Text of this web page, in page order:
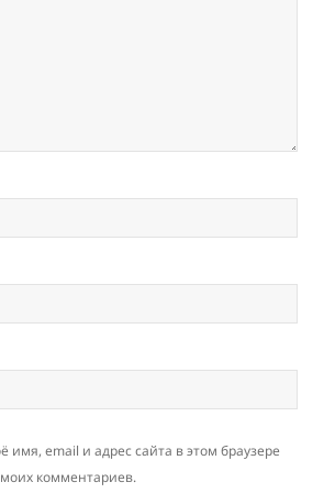
имя, email и адрес сайта в этом браузере
комментариев.